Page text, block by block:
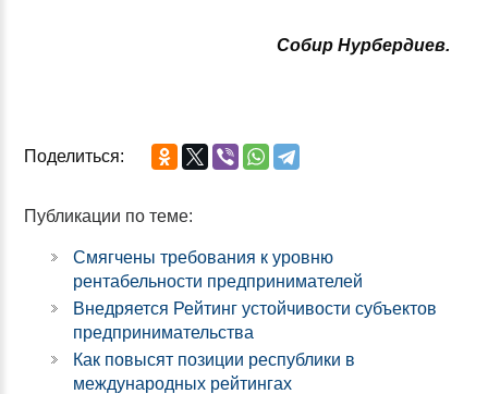
Собир Нурбердиев.
Поделиться:
Публикации по теме:
Смягчены требования к уровню
рентабельности предпринимателей
Внедряется Рейтинг устойчивости субъектов
предпринимательства
Как повысят позиции республики в
международных рейтингах